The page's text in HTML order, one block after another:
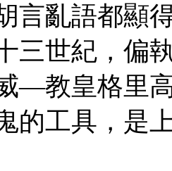
言亂語都顯
三世紀，偏
—教皇格里
的工具，是